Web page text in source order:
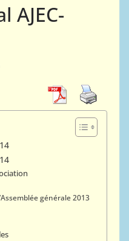
AJEC-
générale 2013